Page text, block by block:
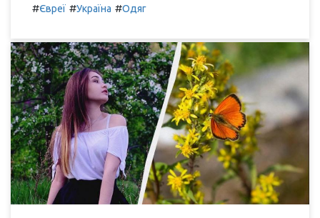
#Євреї #Україна #Одяг